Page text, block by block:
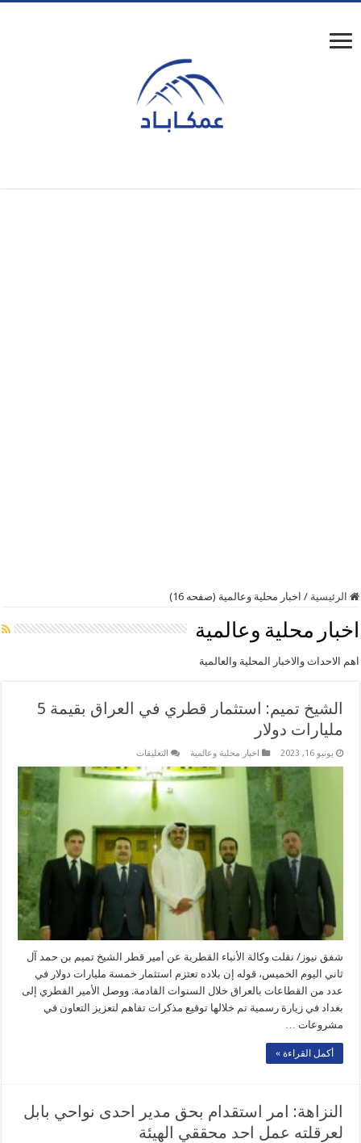
الرئيسية / اخبار محلية وعالمية (صفحه 16)
اخبار محلية وعالمية
اهم الاحداث والاخبار المحلية والعالمية
الشيخ تميم: استثمار قطري في العراق بقيمة 5
مليارات دولار
يونيو 16, 2023 اخبار محلية وعالمية التعليقات
تميم:
استثمار
قطري
في
بقيمة
5
مليارات
دولار
مغلقة
شفق نيوز/ نقلت وكالة الأنباء القطرية عن أمير قطر الشيخ تميم بن حمد آل
ثاني اليوم الخميس، قوله إن بلاده تعتزم استثمار خمسة مليارات دولار في
عدد من القطاعات بالعراق خلال السنوات القادمة. ووصل الأمير القطري إلى
بغداد في زيارة رسمية تم خلالها توقيع مذكرات تفاهم لتعزيز التعاون في
مشروعات …
أكمل القراءة »
النزاهة: امر استقدام بحق مدير احدى نواحي بابل
لعرقلته عمل احد محققي الهيئة